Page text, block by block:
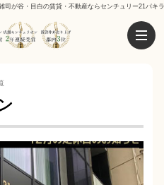
司が谷・目白の賃貸・不動産ならセンチュリー21パキ